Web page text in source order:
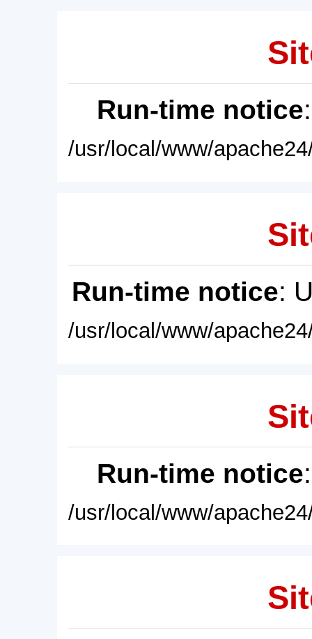
Run-time notice
/usr/local/www/
Run-time notice:
/usr/local/www/
Run-time notice
/usr/local/www/